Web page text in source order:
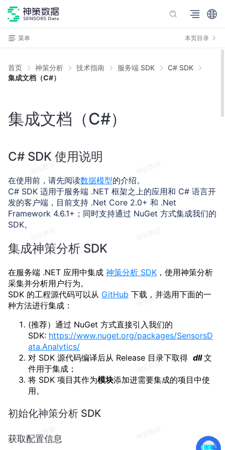
菜单 本页目录
首页 神策分析 技术指南 服务端 SDK
C# SDK
集成文档（C#）
集成文档（C#）
C# SDK 使用说明
在使用前，请先阅读数据模型的介绍。
C# SDK 适用于服务端 .NET 框架之上的应用和 C# 语言开
发的客户端，目前支持 .Net Core 2.0+ 和 .Net
Framework 4.6.1+；同时支持通过 NuGet 方式集成我们的
SDK。
集成神策分析 SDK
在服务端 .NET 应用中集成 神策分析 SDK ，使用神策分析
采集并分析用户行为。
SDK 的工程源代码可以从 GitHub 下载，并选用下面的一
种方法进行集成：
(推荐）通过 NuGet 方式直接引入我们的
SDK: https://www.nuget.org/packages/SensorsD
ata.Analytics/
对 SDK 源代码编译后从 Release 目录下取得 dll文
件用于集成；
将 SDK 项目其作为模块添加进需要集成的项目中使
用。
初始化神策分析 SDK
获取配置信息